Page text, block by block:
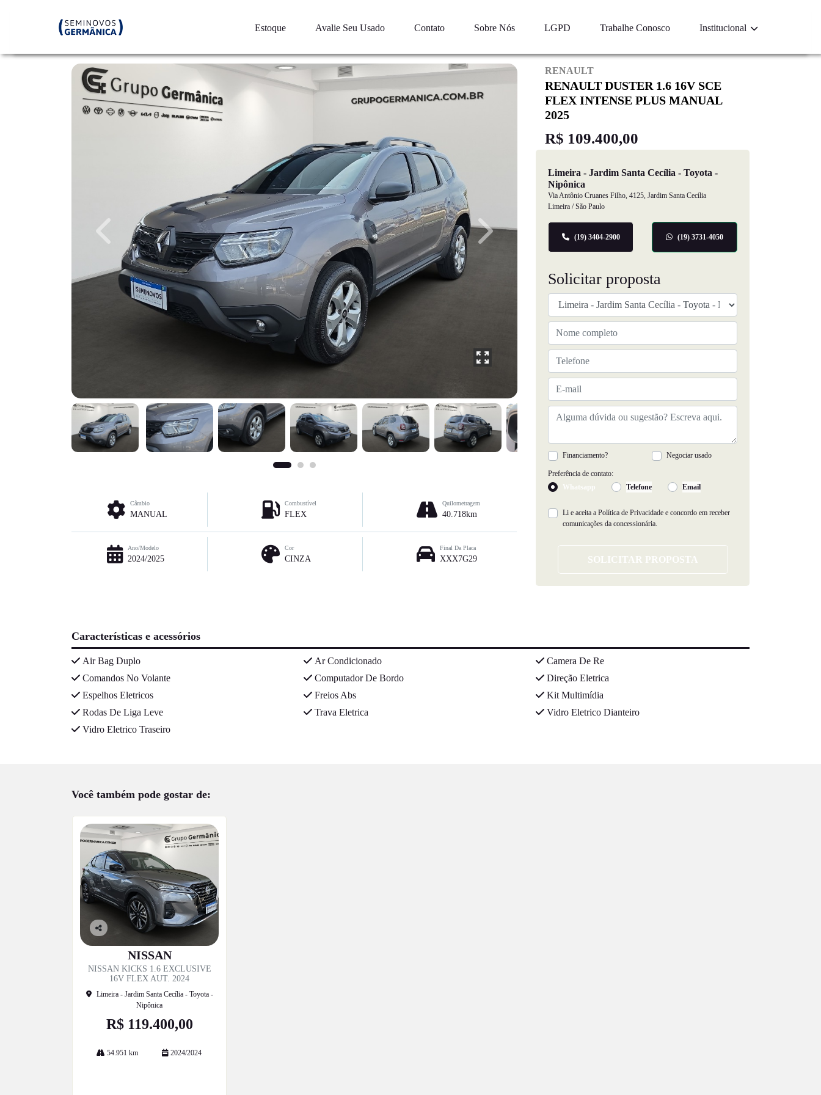
Estoque Avalie Seu Usado Contato Sobre Nós LGPD Trabalhe Conosco Institucional
RENAULT
RENAULT DUSTER 1.6 16V SCE
FLEX INTENSE PLUS MANUAL
2025
R$ 109.400,00
Limeira - Jardim Santa Cecília - Toyota -
Nipônica
Via Antônio Cruanes Filho, 4125, Jardim Santa Cecília
Limeira / São Paulo
(19) 3404-2900 (19) 3731-4050
Solicitar proposta
Financiamento? Negociar usado
Preferência de contato:
Whatsapp
Telefone Email
Li e aceita a Política de Privacidade e concordo em receber
comunicações da concessionária.
SOLICITAR PROPOSTA
Previous Next
Câmbio
MANUAL
Combustível
FLEX
Quilometragem
40.718km
Ano/Modelo
2024/2025
Cor
CINZA
Final Da Placa
XXX7G29
Características e acessórios
Air Bag Duplo Ar Condicionado
Camera De Re
Comandos No Volante
Computador De Bordo
Direção Eletrica
Espelhos Eletricos
Freios Abs
Kit Multimídia
Rodas De Liga Leve
Trava Eletrica
Vidro Eletrico Dianteiro
Vidro Eletrico Traseiro
Você também pode gostar de:
he
NISSAN
NISSAN KICKS 1.6 EXCLUSIVE
16V FLEX AUT. 2024
Limeira - Jardim Santa Cecília - Toyota -
Nipônica
R$ 119.400,00
54.951 km 2024/2024